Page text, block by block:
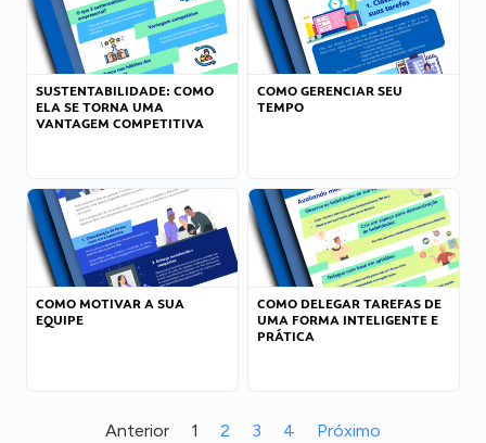
SUSTENTABILIDADE: COMO
ELA SE TORNA UMA
VANTAGEM COMPETITIVA
COMO GERENCIAR SEU
TEMPO
COMO MOTIVAR A SUA
EQUIPE
COMO DELEGAR TAREFAS DE
UMA FORMA INTELIGENTE E
PRÁTICA
Anterior 1 2 3 4 Próximo